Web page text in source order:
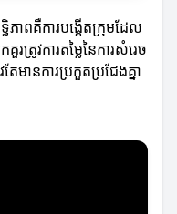
ាពគឺការបង្កើតក្រុមដែល
ត្រូវការតម្លៃនៃការសំរេច
ែមានការប្រកួតប្រជែងគ្នា